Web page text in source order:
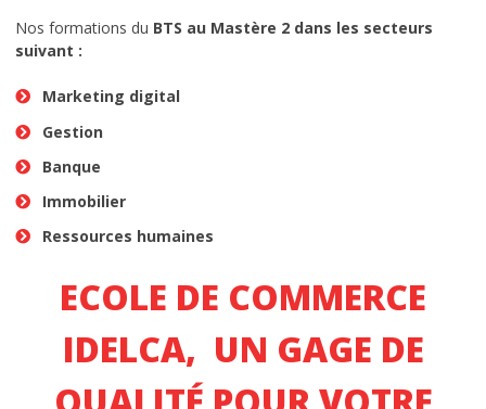
Nos formations du BTS au Mastère 2 dans les secteurs
suivant :
Marketing digital
Gestion
Banque
Immobilier
Ressources humaines
ECOLE DE COMMERCE
IDELCA, UN GAGE DE
info pratiques
INTRANET IDELCA
L’ACTU
CONTACT
Nous localiser